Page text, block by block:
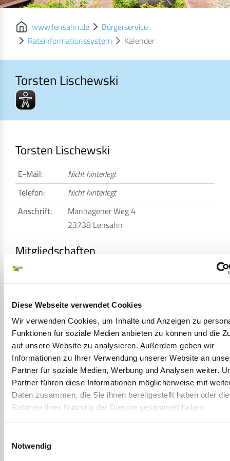
Diese Webseite verwendet Cookies
Wir verwenden Cookies, um Inhalte und Anzeigen zu
Funktionen für soziale Medien anbieten zu können und die
auf unsere Website zu analysieren. Außerdem geben wir
Informationen zu Ihrer Verwendung unserer Website an
Partner für soziale Medien, Werbung und Analysen weiter.
Partner führen diese Informationen möglicherweise mit
Daten zusammen, die Sie ihnen bereitgestellt haben oder
Rahmen Ihrer Nutzung der Dienste gesammelt haben.
Notwendig
www.lensahn.de
Bürgerservice
Ratsinformationssystem
Kalender
Torsten Lischewski
Torsten Lischewski
Torsten Lischewski
E-Mail:
Nicht hinterlegt
Telefon:
Nicht hinterlegt
Anschrift:
Manhagener Weg 4
23738 Lensahn
Mitgliedschaften
Ausschüsse
Ausschussmitglied
Ausschuss für Soziales,
Jugend, Sport und Kultur
Lensahn
stv.
Ausschussmitglied
20.06.2023
Ausschuss für Soziales,
Jugend, Sport und Kultur
Lensahn
Vorsitzende/r n. a.
Bauwesen Lensahn